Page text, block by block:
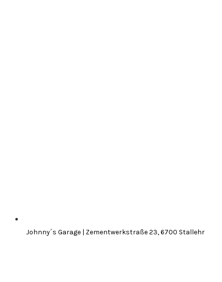
Johnny´s Garage | Zementwerkstraße 23, 6700 Stallehr